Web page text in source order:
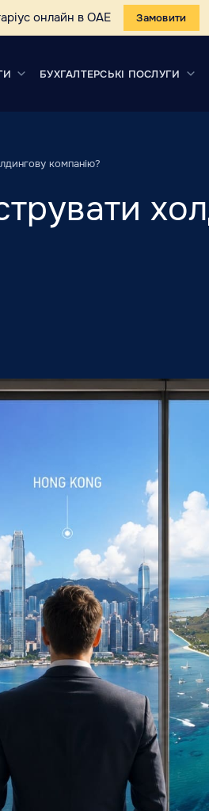
онлайн в ОАЕ Замовити
БУХГАЛТЕРСЬКІ ПОСЛУГИ
компанію?